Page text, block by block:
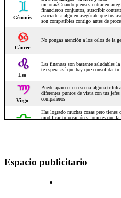
Espacio publicitario